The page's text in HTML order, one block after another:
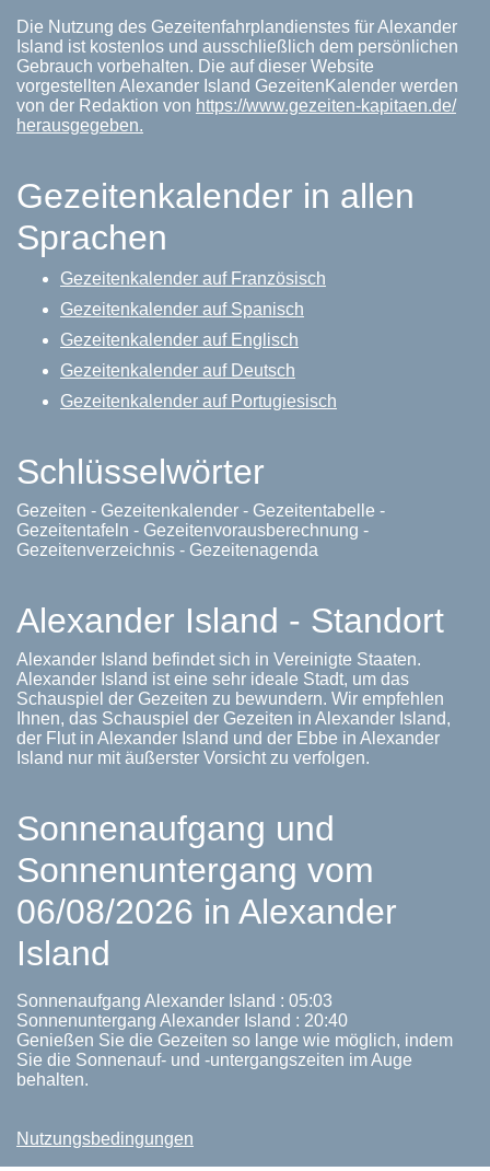
Die Nutzung des Gezeitenfahrplandienstes für Alexander
Island ist kostenlos und ausschließlich dem persönlichen
Gebrauch vorbehalten. Die auf dieser Website
vorgestellten Alexander Island GezeitenKalender werden
von der Redaktion von https://www.gezeiten-kapitaen.de/
herausgegeben.
Gezeitenkalender in allen
Sprachen
Gezeitenkalender auf Französisch
Gezeitenkalender auf Spanisch
Gezeitenkalender auf Englisch
Gezeitenkalender auf Deutsch
Gezeitenkalender auf Portugiesisch
Schlüsselwörter
Gezeiten - Gezeitenkalender - Gezeitentabelle -
Gezeitentafeln - Gezeitenvorausberechnung -
Gezeitenverzeichnis - Gezeitenagenda
Alexander Island - Standort
Alexander Island befindet sich in Vereinigte Staaten.
Alexander Island ist eine sehr ideale Stadt, um das
Schauspiel der Gezeiten zu bewundern. Wir empfehlen
Ihnen, das Schauspiel der Gezeiten in Alexander Island,
der Flut in Alexander Island und der Ebbe in Alexander
Island nur mit äußerster Vorsicht zu verfolgen.
Sonnenaufgang und
Sonnenuntergang vom
06/08/2026 in Alexander
Island
Sonnenaufgang Alexander Island : 05:03
Sonnenuntergang Alexander Island : 20:40
Genießen Sie die Gezeiten so lange wie möglich, indem
Sie die Sonnenauf- und -untergangszeiten im Auge
behalten.
Nutzungsbedingungen